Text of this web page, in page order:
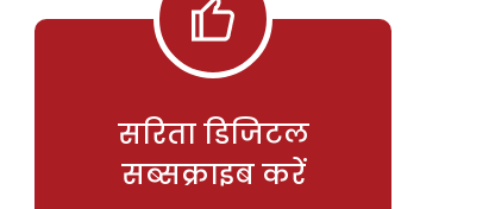
सरिता डिजिटल
सब्सक्राइब करें